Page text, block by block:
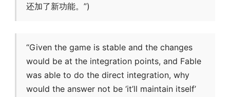
还加了新功能。”)
“Given the game is stable and the changes
would be at the integration points, and Fable
was able to do the direct integration, why
would the answer not be ‘it’ll maintain itself’